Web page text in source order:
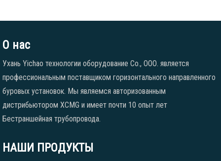
О нас
Ухань Yichao технологии оборудование Co., ООО. является
профессиональным поставщиком горизонтального направленного
буровых установок. Мы являемся авторизованным
дистрибьютором XCMG и имеет почти 10 опыт лет
Бестраншейная трубопровода.
НАШИ ПРОДУКТЫ